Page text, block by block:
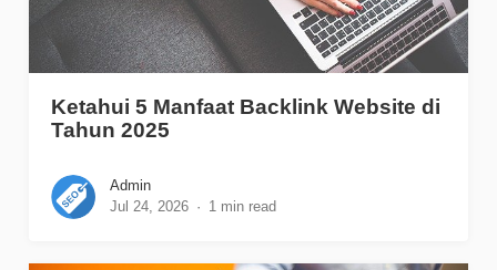
Ketahui 5 Manfaat Backlink Website di
Tahun 2025
Admin
Jul 24, 2026
1 min read